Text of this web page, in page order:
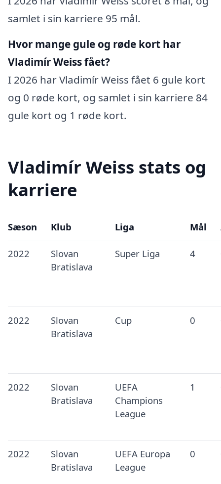
samlet i sin karriere 95 mål.
Hvor mange gule og røde kort har
Vladimír Weiss fået?
I 2026 har Vladimír Weiss fået 6 gule kort
og 0 røde kort, og samlet i sin karriere 84
gule kort og 1 røde kort.
Vladimír Weiss stats og
karriere
Sæson Klub Liga Mål
2022
Slovan
Bratislava
Super Liga 4
2022
Slovan
Bratislava
Cup 0
2022
Slovan
Bratislava
UEFA
Champions
League
1
2022
Slovan
Bratislava
UEFA Europa
League
0